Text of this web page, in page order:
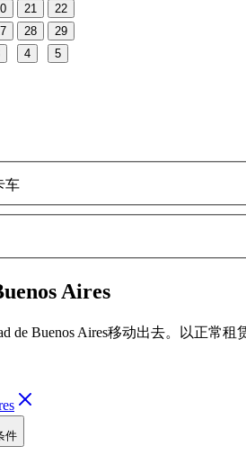
21
22
28
29
4 5
车
Aires
de Buenos Aires移动出去。以正常租
件